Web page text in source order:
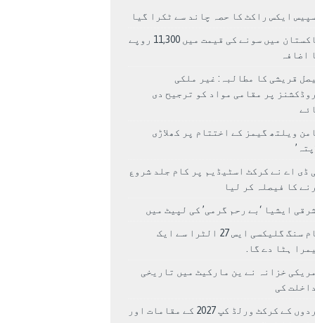
ایکس راکٹ کا حصہ چاند سے ٹکرا گیا
پاکستان میں سونے کی قیمت میں 11,300 روپے
اضافہ
قریشی کا مطالبہ: غیر ملکی
پر مقامی مواد کو ترجیح دی
ویلتھ گیمز کے اختتام پر کھلاڑی
ڈی اے نے کرکٹ اسٹیڈیم پر کام جلد شروع
کا فیصلہ کر لیا
ایشیا ‘بے رحم گرمی’ کی لپیٹ میں
سام سنگ گلیکسی ایس 27 الٹرا سے ایک
ہٹا دے گا.
خزانہ نے ین مارکیٹ میں تاریخی
کی
مردوں کے کرکٹ ورلڈ کپ 2027 کے مقامات اور